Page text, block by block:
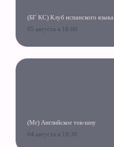
(БГ КС) Клуб испанского языка
05 августа в 18:00
(Мг) Английское ток-шоу
04 августа в 19:30